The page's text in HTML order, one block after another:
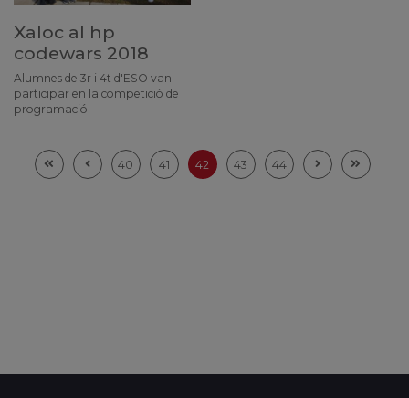
Xaloc al hp
codewars 2018
Alumnes de 3r i 4t d'ESO van
participar en la competició de
programació
40 41 42 43 44